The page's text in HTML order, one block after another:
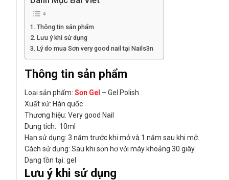
Thông tin sản phẩm
Lưu ý khi sử dụng
Lý do mua Sơn very good nail tại Nails3n
Thông tin sản phẩm
Loại sản phẩm: Sơn Gel – Gel Polish
Xuất xứ: Hàn quốc
Thương hiệu: Very good Nail
Dung tích: 10ml
Hạn sử dụng: 3 năm trước khi mở và 1 năm sau khi mở.
Cách sử dụng: Sau khi sơn hơ với máy khoảng 30 giây.
Dạng tồn tại: gel
Lưu ý khi sử dụng